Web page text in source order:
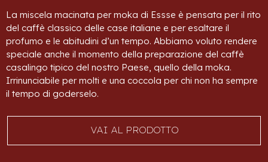
La miscela macinata per moka di Essse è pensata per il rito
del caffè classico delle case italiane e per esaltare il
profumo e le abitudini d’un tempo. Abbiamo voluto rendere
speciale anche il momento della preparazione del caffè
casalingo tipico del nostro Paese, quello della moka.
Irrinunciabile per molti e una coccola per chi non ha sempre
il tempo di goderselo.
VAI AL PRODOTTO